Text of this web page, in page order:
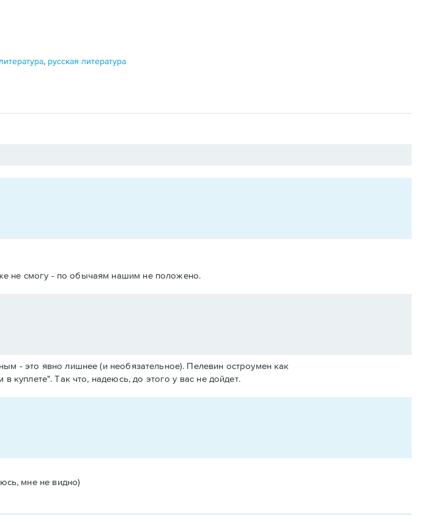
, русская литература
не смогу - по обычаям нашим не положено.
- это явно лишнее (и необязательное). Пелевин остроумен как
куплете". Так что, надеюсь, до этого у вас не дойдет.
мне не видно)